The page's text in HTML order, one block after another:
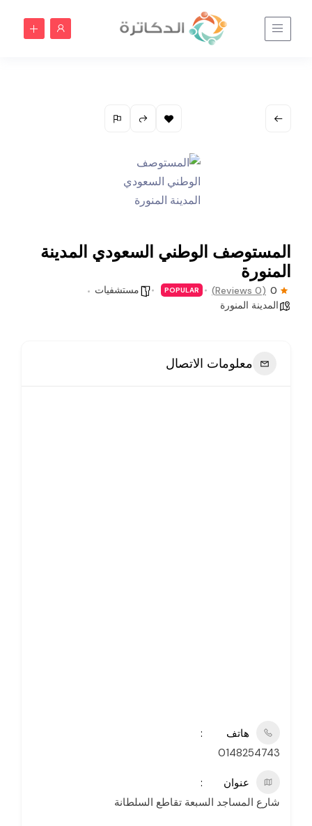
المستوصف الوطني السعودي المدينة
المنورة
0
(0 Reviews)
POPULAR
مستشفيات
المدينة المنورة
معلومات الاتصال
هاتف
0148254743
عنوان
شارع المساجد السبعة تقاطع السلطانة